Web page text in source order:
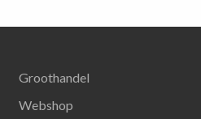
Groothandel
Webshop